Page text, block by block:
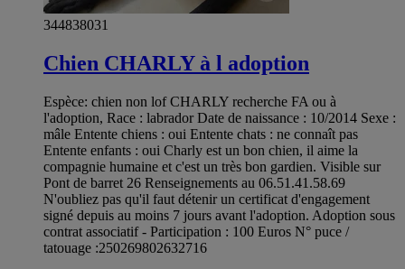
344838031
Chien CHARLY à l adoption
Espèce: chien non lof CHARLY recherche FA ou à
l'adoption, Race : labrador Date de naissance : 10/2014 Sexe :
mâle Entente chiens : oui Entente chats : ne connaît pas
Entente enfants : oui Charly est un bon chien, il aime la
compagnie humaine et c'est un très bon gardien. Visible sur
Pont de barret 26 Renseignements au 06.51.41.58.69
N'oubliez pas qu'il faut détenir un certificat d'engagement
signé depuis au moins 7 jours avant l'adoption. Adoption sous
contrat associatif - Participation : 100 Euros N° puce /
tatouage :250269802632716